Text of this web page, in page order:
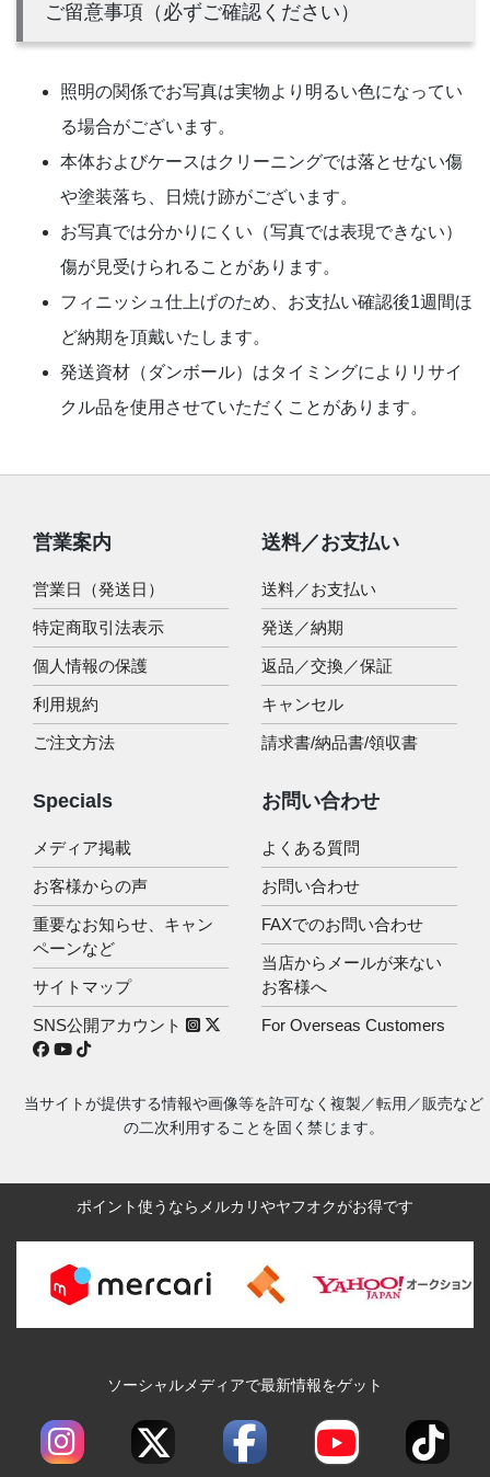
ご留意事項（必ずご確認ください）
照明の関係でお写真は実物より明るい色になってい
る場合がございます。
本体およびケースはクリーニングでは落とせない傷
や塗装落ち、日焼け跡がございます。
お写真では分かりにくい（写真では表現できない）
傷が見受けられることがあります。
フィニッシュ仕上げのため、お支払い確認後1週間ほ
ど納期を頂戴いたします。
発送資材（ダンボール）はタイミングによりリサイ
クル品を使用させていただくことがあります。
営業案内
営業日（発送日）
特定商取引法表示
個人情報の保護
利用規約
ご注文方法
送料／お支払い
送料／お支払い
発送／納期
返品／交換／保証
キャンセル
請求書/納品書/領収書
Specials
メディア掲載
お客様からの声
重要なお知らせ、キャン
ペーンなど
サイトマップ
SNS公開アカウント
お問い合わせ
よくある質問
お問い合わせ
FAXでのお問い合わせ
当店からメールが来ない
お客様へ
For Overseas Customers
当サイトが提供する情報や画像等を許可なく複製／転用／販売など
の二次利用することを固く禁じます。
ポイント使うならメルカリやヤフオクがお得です
ソーシャルメディアで最新情報をゲット